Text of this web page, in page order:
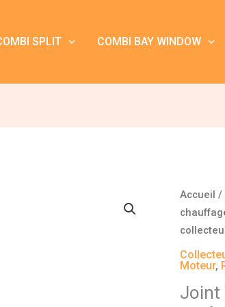
SPLIT COMBI BAY WINDOW
Accueil /
Moteur,
Joint
quantité
de
Joint
de
pour